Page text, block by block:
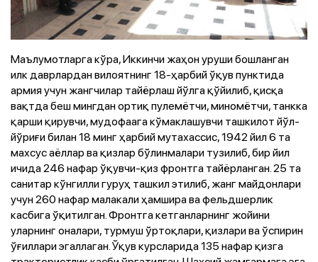
Маълумотларга кўра, Иккинчи жаҳон уруши бошланган
илк даврлардан вилоятнинг 18-ҳарбий ўқув пунктида
армия учун жангчилар тайёрлаш йўлга қўйилиб, қисқа
вақтда беш мингдан ортиқ пулемётчи, миномётчи, танкка
қарши қирувчи, мудофаага кўмаклашувчи ташкилот йўл-
йўриғи билан 18 минг ҳарбий мутахассис, 1942 йил 6 та
махсус аёллар ва қизлар бўлинмалари тузилиб, бир йил
ичида 246 нафар ўқувчи-қиз фронтга тайёрланган. 25 та
санитар кўнгилли гуруҳ ташкил этилиб, жанг майдонлари
учун 260 нафар малакали ҳамшира ва фельдшерлик
касбига ўқитилган. Фронтга кетганларнинг жойини
уларнинг оналари, турмуш ўртоқлари, қизлари ва ўспирин
ўғиллари эгаллаган. Ўқув курсларида 135 нафар қизга